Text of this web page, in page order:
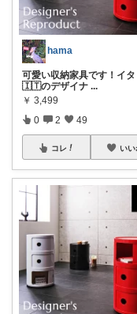
hama
可愛い収納家具です！イ
🇮🇹のデザイナ ...
￥ 3,499
0 2 49
コレ いい